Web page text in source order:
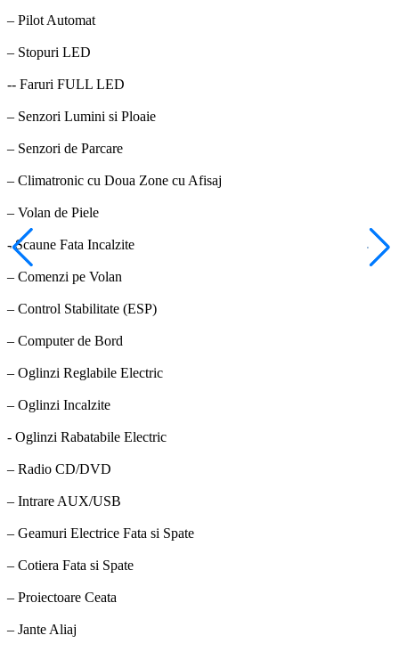
– Pilot Automat
– Stopuri LED
-- Faruri FULL LED
– Senzori Lumini si Ploaie
– Senzori de Parcare
– Climatronic cu Doua Zone cu Afisaj
– Volan de Piele
- Scaune Fata Incalzite
– Comenzi pe Volan
– Control Stabilitate (ESP)
– Computer de Bord
– Oglinzi Reglabile Electric
– Oglinzi Incalzite
- Oglinzi Rabatabile Electric
– Radio CD/DVD
– Intrare AUX/USB
– Geamuri Electrice Fata si Spate
– Cotiera Fata si Spate
– Proiectoare Ceata
– Jante Aliaj